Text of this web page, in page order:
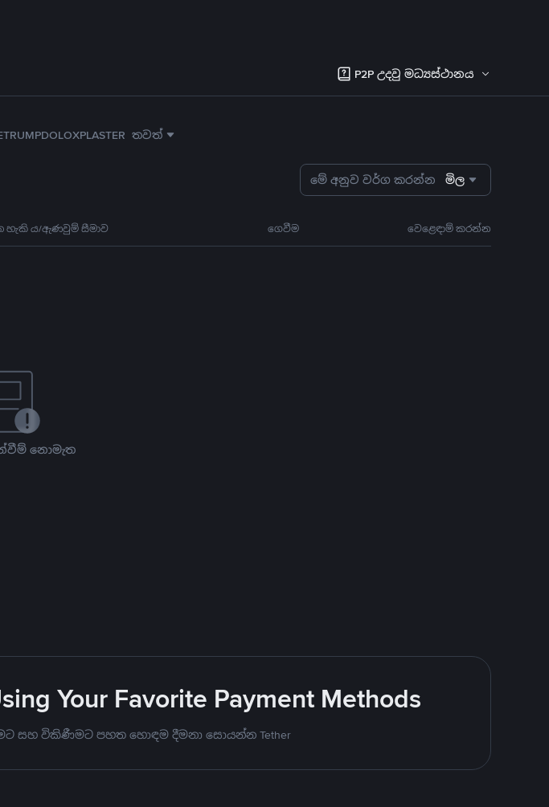
P2P උදවු මධ්‍යස්ථානය
TRUMPDOLOXPLASTER තවත්
මේ අනුව වර්ග කරන්න මිල
හැකි ය/ඇණවුම් සීමාව ගෙවීම වෙළෙඳාම් කරන්න
නොමැත
Your Favorite Payment Methods
සහ විකිණීමට පහත හොඳම දීමනා සොයන්න Tether